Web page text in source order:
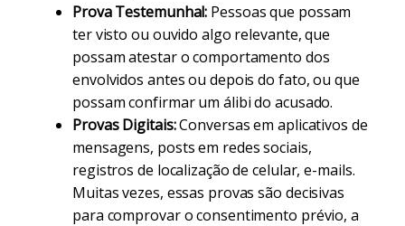
Prova Testemunhal: Pessoas que possam
ter visto ou ouvido algo relevante, que
possam atestar o comportamento dos
envolvidos antes ou depois do fato, ou que
possam confirmar um álibi do acusado.
Provas Digitais:Conversas em aplicativos de
mensagens, posts em redes sociais,
registros de localização de celular, e-mails.
Muitas vezes, essas provas são decisivas
para comprovar o consentimento prévio, a